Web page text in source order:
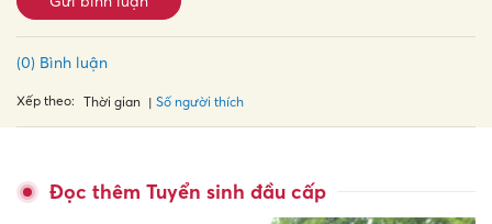
(0) Bình luận
Xếp theo: Thời gian Số người thích
Đọc thêm Tuyển sinh đầu cấp